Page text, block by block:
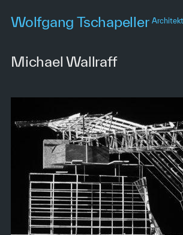
content
Wolfgang Tschapeller
Michael Wallraff